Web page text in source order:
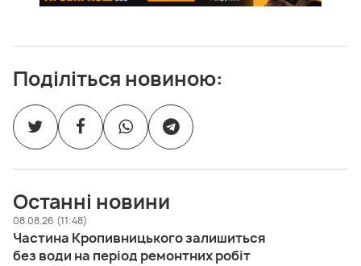
Поділіться новиною:
Останні новини
08.08.26 (11:48)
Частина Кропивницького залишиться
без води на період ремонтних робіт